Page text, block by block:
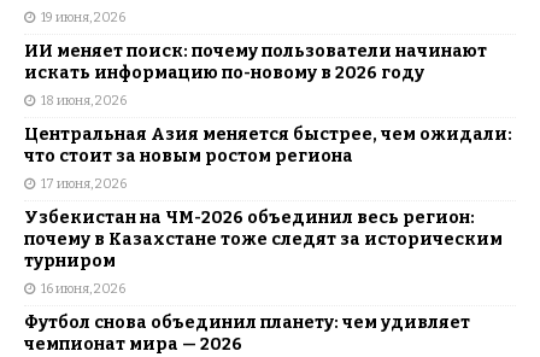
19 июня, 2026
ИИ меняет поиск: почему пользователи начинают
искать информацию по-новому в 2026 году
18 июня, 2026
Центральная Азия меняется быстрее, чем ожидали:
что стоит за новым ростом региона
17 июня, 2026
Узбекистан на ЧМ-2026 объединил весь регион:
почему в Казахстане тоже следят за историческим
турниром
16 июня, 2026
Футбол снова объединил планету: чем удивляет
чемпионат мира — 2026